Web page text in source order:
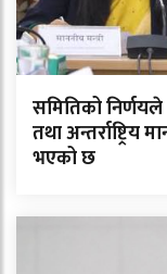
समितिको
तथा
भएको छ